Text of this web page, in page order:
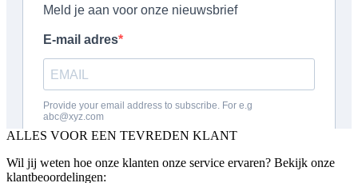
ALLES VOOR EEN TEVREDEN KLANT
Wil jij weten hoe onze klanten onze service ervaren? Bekijk onze
klantbeoordelingen: